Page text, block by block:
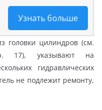
Узнать больше
головки цилиндров (см.
17), указывают на
гидравлических
не подлежит ремонту,